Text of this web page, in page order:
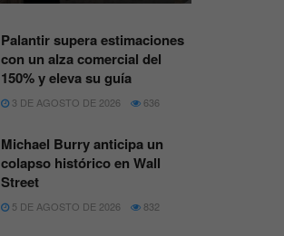
Palantir supera estimaciones
con un alza comercial del
150% y eleva su guía
3 DE AGOSTO DE 2026 636
Michael Burry anticipa un
colapso histórico en Wall
Street
5 DE AGOSTO DE 2026 832